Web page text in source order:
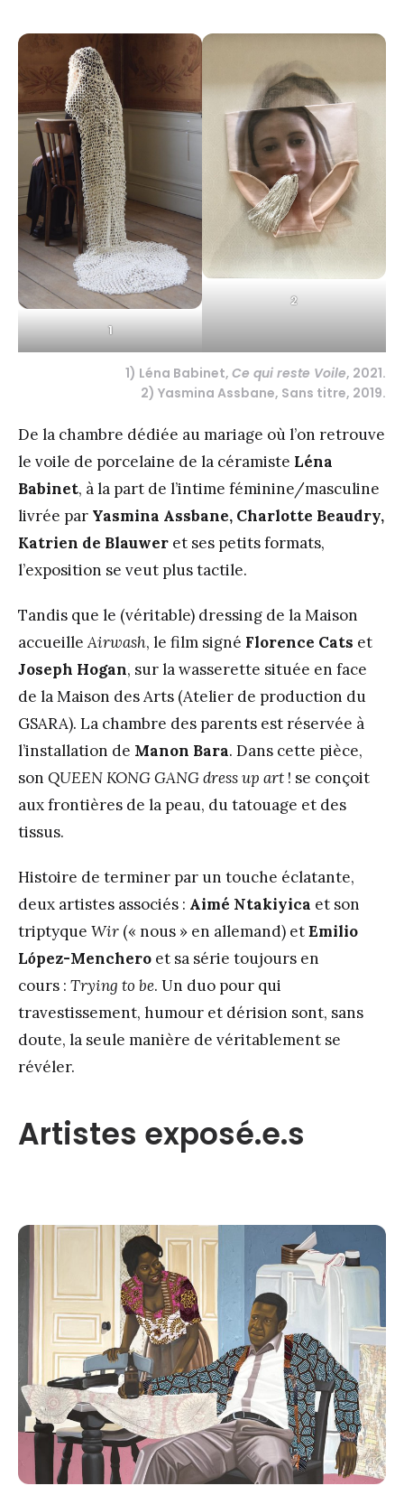
1
2
1) Léna Babinet, Ce qui reste Voile, 2021.
2) Yasmina Assbane, Sans titre, 2019.
De la chambre dédiée au mariage où l’on retrouve
le voile de porcelaine de la céramiste Léna
Babinet, à la part de l’intime féminine/masculine
livrée par Yasmina Assbane, Charlotte Beaudry,
Katrien de Blauwer et ses petits formats,
l’exposition se veut plus tactile.
Tandis que le (véritable) dressing de la Maison
accueilleAirwash, le film signé Florence Cats et
Joseph Hogan, sur la wasserette située en face
de la Maison des Arts (Atelier de production du
GSARA). La chambre des parents est réservée à
l’installation de Manon Bara. Dans cette pièce,
son QUEEN KONG GANG dress up art ! se conçoit
aux frontières de la peau, du tatouage et des
tissus.
Histoire de terminer par un touche éclatante,
deux artistes associés : Aimé Ntakiyica et son
triptyque Wir (« nous » en allemand) etEmilio
López-Menchero et sa série toujours en
cours : Trying to be. Un duo pour qui
travestissement, humour et dérision sont, sans
doute, la seule manière de véritablement se
révéler.
Artistes exposé.e.s